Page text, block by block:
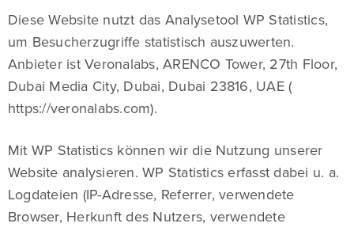
Diese Website nutzt das Analysetool WP Statistics,
um Besucherzugriffe statistisch auszuwerten.
Anbieter ist Veronalabs, ARENCO Tower, 27th Floor,
Dubai Media City, Dubai, Dubai 23816, UAE (
https://veronalabs.com).
Mit WP Statistics können wir die Nutzung unserer
Website analysieren. WP Statistics erfasst dabei u. a.
Logdateien (IP-Adresse, Referrer, verwendete
Browser, Herkunft des Nutzers, verwendete